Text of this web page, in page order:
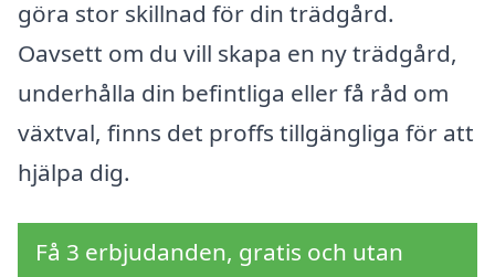
göra stor skillnad för din trädgård.
Oavsett om du vill skapa en ny trädgård,
underhålla din befintliga eller få råd om
växtval, finns det proffs tillgängliga för att
hjälpa dig.
Få 3 erbjudanden, gratis och utan